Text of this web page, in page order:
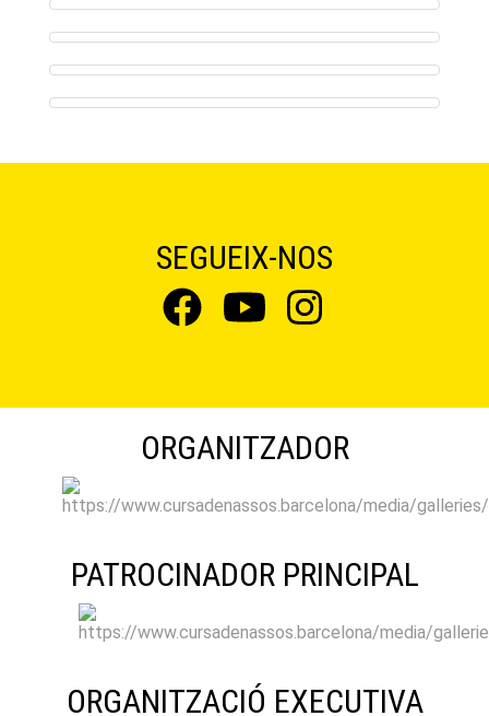
SEGUEIX-NOS
ORGANITZADOR
PATROCINADOR PRINCIPAL
ORGANITZACIÓ EXECUTIVA